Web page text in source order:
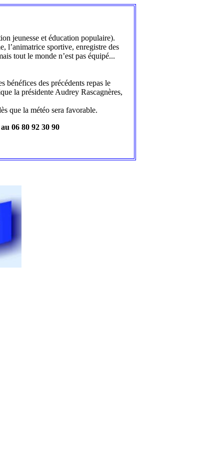
jeunesse et éducation populaire).
l’animatrice sportive, enregistre des
tout le monde n’est pas équipé...
bénéfices des précédents repas le
la présidente Audrey Rascagnères,
que la météo sera favorable.
06 80 92 30 90